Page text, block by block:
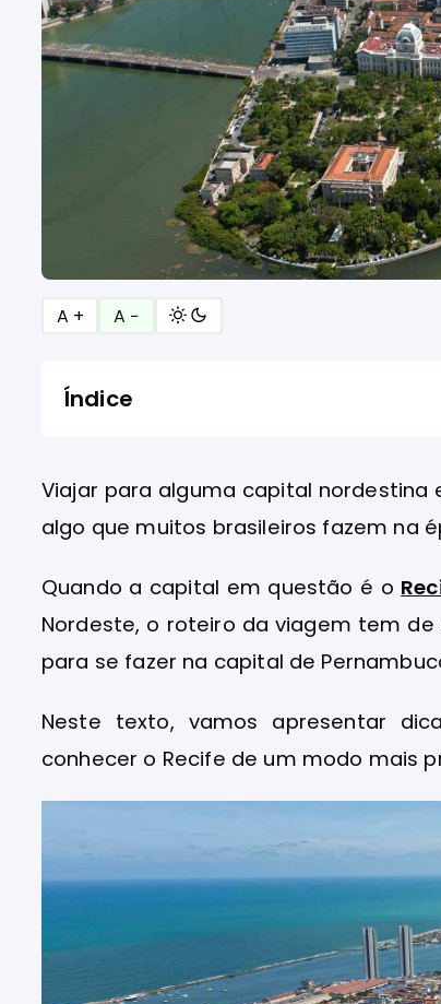
A + A −
Índice
Viajar para alguma capital nordestina
algo que muitos brasileiros fazem na
Quando a capital em questão é o
Nordeste, o roteiro da viagem tem
para se fazer na capital de
Neste texto, vamos apresentar
conhecer o Recife de um modo mais